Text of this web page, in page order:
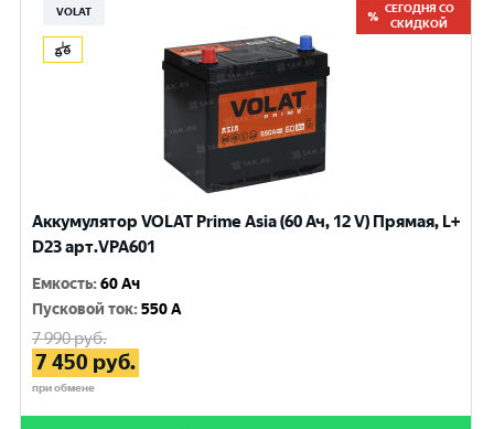
VOLAT
СЕГОДНЯ СО
СКИДКОЙ
Аккумулятор VOLAT Prime Asia (60 Ач, 12 V) Прямая, L+
D23 арт.VPA601
Емкость:60 Ач
Пусковой ток:550 A
7 990руб.
7 450 руб.
при обмене